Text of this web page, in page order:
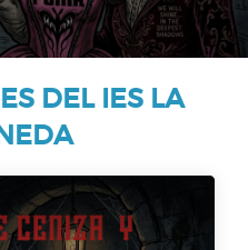
DEL IES LA